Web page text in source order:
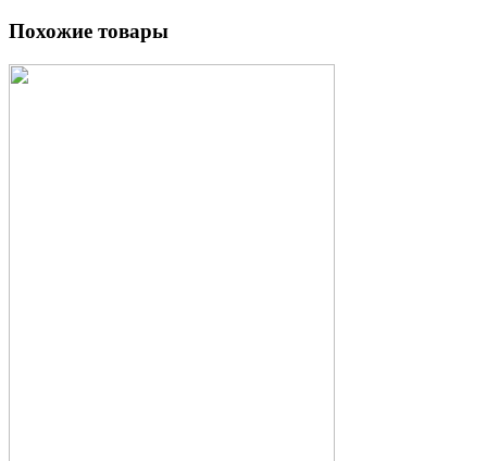
Похожие товары